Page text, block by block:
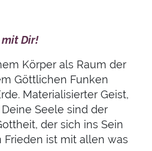
mit Dir!
Körper als Raum der
Göttlichen Funken
Materialisierter Geist,
Seele sind der
der sich ins Sein
ist mit allen was